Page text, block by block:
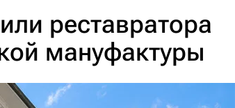
реставратора
мануфактуры